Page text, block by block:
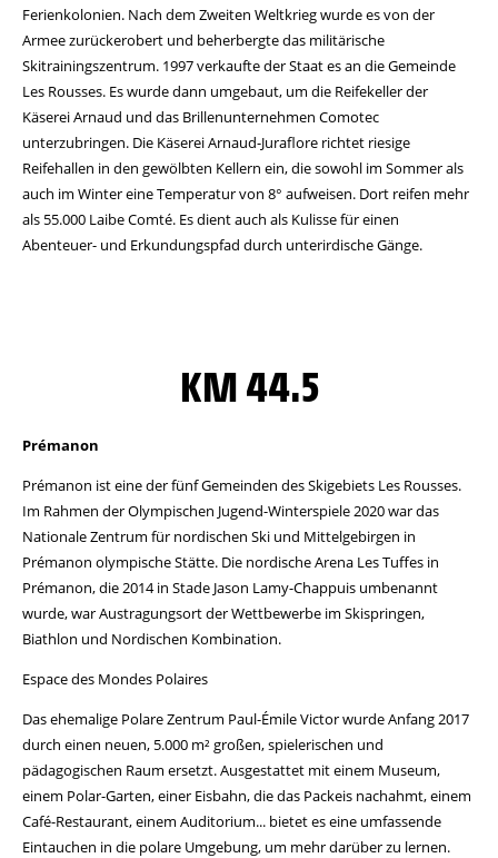
Ferienkolonien. Nach dem Zweiten Weltkrieg wurde es von der
Armee zurückerobert und beherbergte das militärische
Skitrainingszentrum. 1997 verkaufte der Staat es an die Gemeinde
Les Rousses. Es wurde dann umgebaut, um die Reifekeller der
Käserei Arnaud und das Brillenunternehmen Comotec
unterzubringen. Die Käserei Arnaud-Juraflore richtet riesige
Reifehallen in den gewölbten Kellern ein, die sowohl im Sommer als
auch im Winter eine Temperatur von 8° aufweisen. Dort reifen mehr
als 55.000 Laibe Comté. Es dient auch als Kulisse für einen
Abenteuer- und Erkundungspfad durch unterirdische Gänge.
KM 44.5
Prémanon
Prémanon ist eine der fünf Gemeinden des Skigebiets Les Rousses.
Im Rahmen der Olympischen Jugend-Winterspiele 2020 war das
Nationale Zentrum für nordischen Ski und Mittelgebirgen in
Prémanon olympische Stätte. Die nordische Arena Les Tuffes in
Prémanon, die 2014 in Stade Jason Lamy-Chappuis umbenannt
wurde, war Austragungsort der Wettbewerbe im Skispringen,
Biathlon und Nordischen Kombination.
Espace des Mondes Polaires
Das ehemalige Polare Zentrum Paul-Émile Victor wurde Anfang 2017
durch einen neuen, 5.000 m² großen, spielerischen und
pädagogischen Raum ersetzt. Ausgestattet mit einem Museum,
einem Polar-Garten, einer Eisbahn, die das Packeis nachahmt, einem
Café-Restaurant, einem Auditorium... bietet es eine umfassende
Eintauchen in die polare Umgebung, um mehr darüber zu lernen.